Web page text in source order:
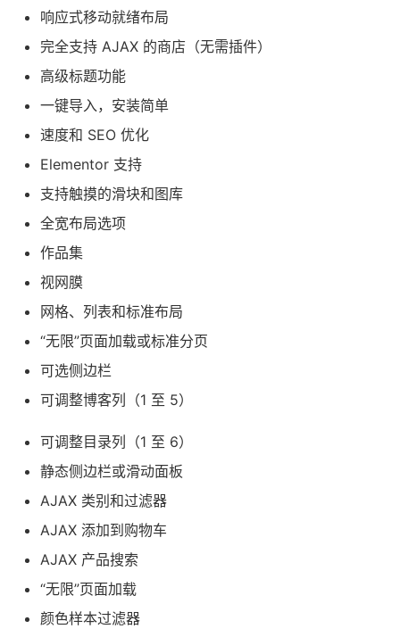
响应式移动就绪布局
完全支持 AJAX 的商店（无需插件）
高级标题功能
一键导入，安装简单
速度和 SEO 优化
Elementor 支持
支持触摸的滑块和图库
全宽布局选项
作品集
视网膜
网格、列表和标准布局
“无限”页面加载或标准分页
可选侧边栏
可调整博客列（1 至 5）
可调整目录列（1 至 6）
静态侧边栏或滑动面板
AJAX 类别和过滤器
AJAX 添加到购物车
AJAX 产品搜索
“无限”页面加载
颜色样本过滤器